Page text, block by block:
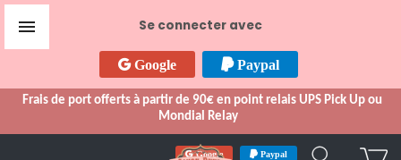
Se connecter avec
Google Paypal
Frais de port offerts à partir de 90€ en point relais UPS Pick Up ou
Mondial Relay

Google Paypal